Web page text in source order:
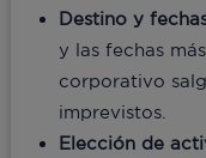
Destino y
y las fechas
corporativo
imprevistos.
Elección de